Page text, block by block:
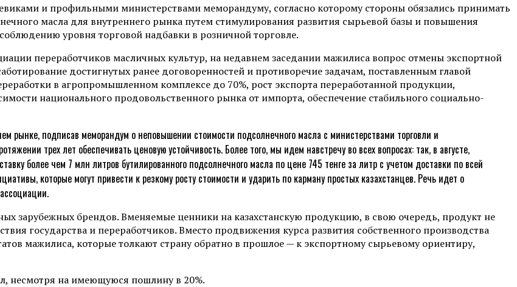
и профильными министерствами меморандуму, согласно которому стороны обязались принимать
масла для внутреннего рынка путем стимулирования развития сырьевой базы и повышения
уровня торговой надбавки в розничной торговле.
переработчиков масличных культур, на недавнем заседании мажилиса вопрос отмены экспортной
достигнутых ранее договоренностей и противоречие задачам, поставленным главой
в агропромышленном комплексе до 70%, рост экспорта переработанной продукции,
национального продовольственного рынка от импорта, обеспечение стабильного социально-
рынке, подписав меморандум о неповышении стоимости подсолнечного масла с министерствами торговли и
трех лет обеспечивать ценовую устойчивость. Более того, мы идем навстречу во всех вопросах: так, в августе,
более чем 7 млн литров бутилированного подсолнечного масла по цене 745 тенге за литр с учетом доставки по всей
которые могут привести к резкому росту стоимости и ударить по карману простых казахстанцев. Речь идет о
зарубежных брендов. Вменяемые ценники на казахстанскую продукцию, в свою очередь, продукт не
государства и переработчиков. Вместо продвижения курса развития собственного производства
мажилиса, которые толкают страну обратно в прошлое — к экспортному сырьевому ориентиру,
несмотря на имеющуюся пошлину в 20%.